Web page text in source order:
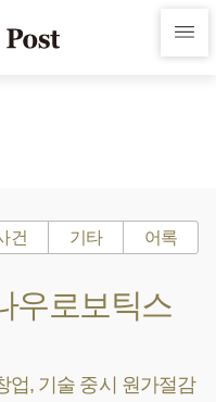
건 기타 어록
우로보틱스
업, 기술 중시 원가절감